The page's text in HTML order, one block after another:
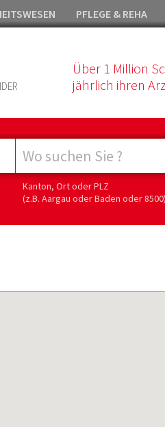
PFLEGE & REHA
Über 1 Million
jährlich ihren
Kanton, Ort oder PLZ
(z.B. Aargau oder Baden oder 8500)